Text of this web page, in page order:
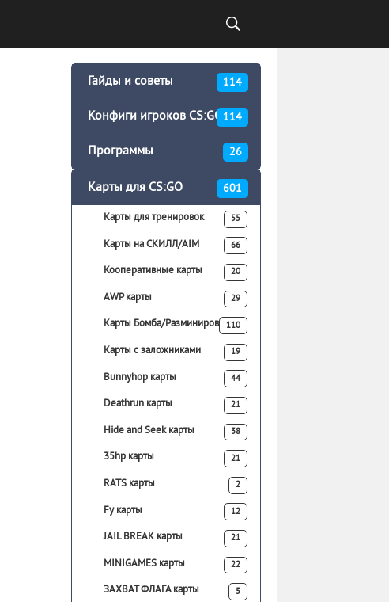
Гайды и советы 114
Конфиги игроков CS:GO 114
Программы 26
Карты для CS:GO 601
Карты для тренировок 55
Карты на СКИЛЛ/AIM 66
Кооперативные карты 20
AWP карты 29
Карты Бомба/Разминирование
110
Карты с заложниками 19
Bunnyhop карты 44
Deathrun карты 21
Hide and Seek карты 38
35hp карты 21
RATS карты 2
Fy карты 12
JAIL BREAK карты 21
MINIGAMES карты 22
ЗАХВАТ ФЛАГА карты 5